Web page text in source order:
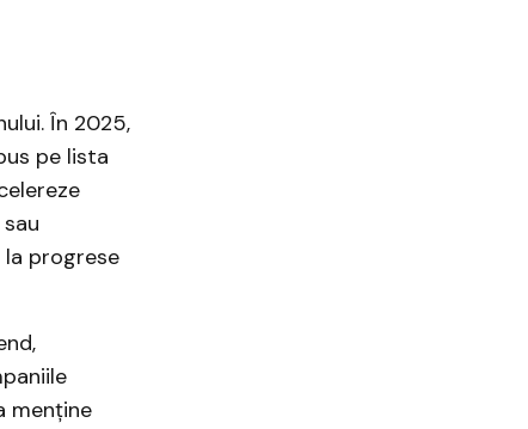
În 2025,
pe lista
la progrese
menține